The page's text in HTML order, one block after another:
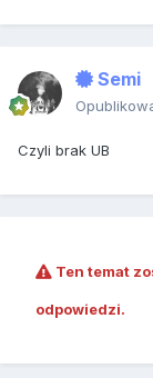
Semi
Czyli brak UB
Ten temat
odpowiedzi.